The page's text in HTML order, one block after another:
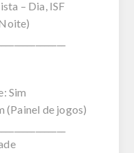
– Dia, ISF
Sim
(Painel de jogos)